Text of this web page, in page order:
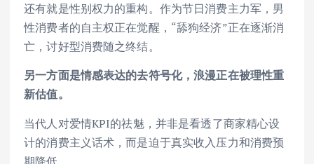
还有就是性别权力的重构。作为节日消费主力军，男
性消费者的自主权正在觉醒，“舔狗经济”正在逐渐消
亡，讨好型消费随之终结。
另一方面是情感表达的去符号化，浪漫正在被理性重
新估值。
当代人对爱情KPI的祛魅，并非是看透了商家精心设
计的消费主义话术，而是迫于真实收入压力和消费预
期降低。